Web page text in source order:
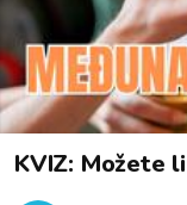
KVIZ: Možete